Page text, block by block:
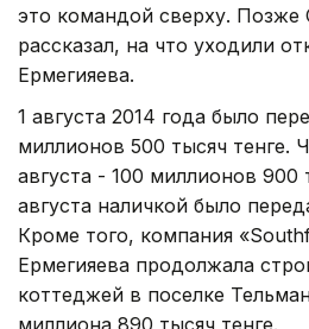
это командой сверху. Позже
рассказал, на что уходили
Ермегияева.
1 августа 2014 года было
миллионов 500 тысяч тенге.
августа - 100 миллионов 900
августа наличкой было
Кроме того, компания
Ермегияева продолжала
коттеджей в поселке